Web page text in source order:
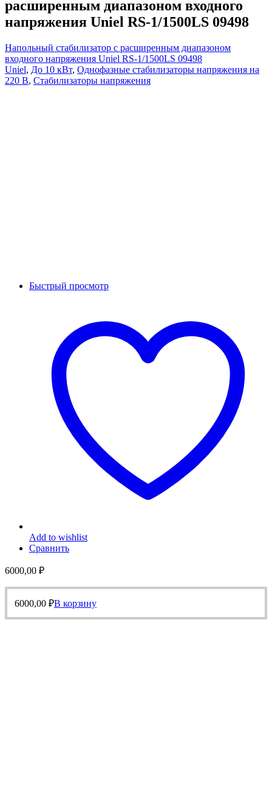
расширенным диапазоном входного
напряжения Uniel RS-1/1500LS 09498
Напольный стабилизатор с расширенным диапазоном
входного напряжения Uniel RS-1/1500LS 09498
Uniel, До 10 кВт, Однофазные стабилизаторы напряжения на
220 В, Стабилизаторы напряжения
Быстрый просмотр
Add to wishlist
Сравнить
6000,00 ₽
6000,00 ₽В корзину